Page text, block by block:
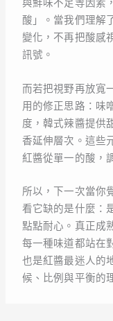
與鮮味不足等因素
酸」。當我們理解
變化，不再把酸感
訊號。
而若把視野再放寬
用的修正思路：味
度，韓式辣醬提供
香延伸層次。這些
紅醬從單一的酸，
所以，下一次當你
看它缺的是什麼：
點點耐心。真正成
每一種味道都站在
也是紅醬最迷人的
候、比例與平衡的